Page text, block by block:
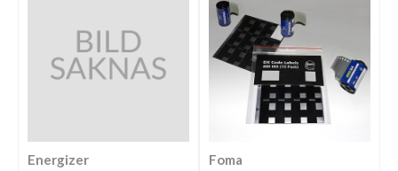
Energizer Foma